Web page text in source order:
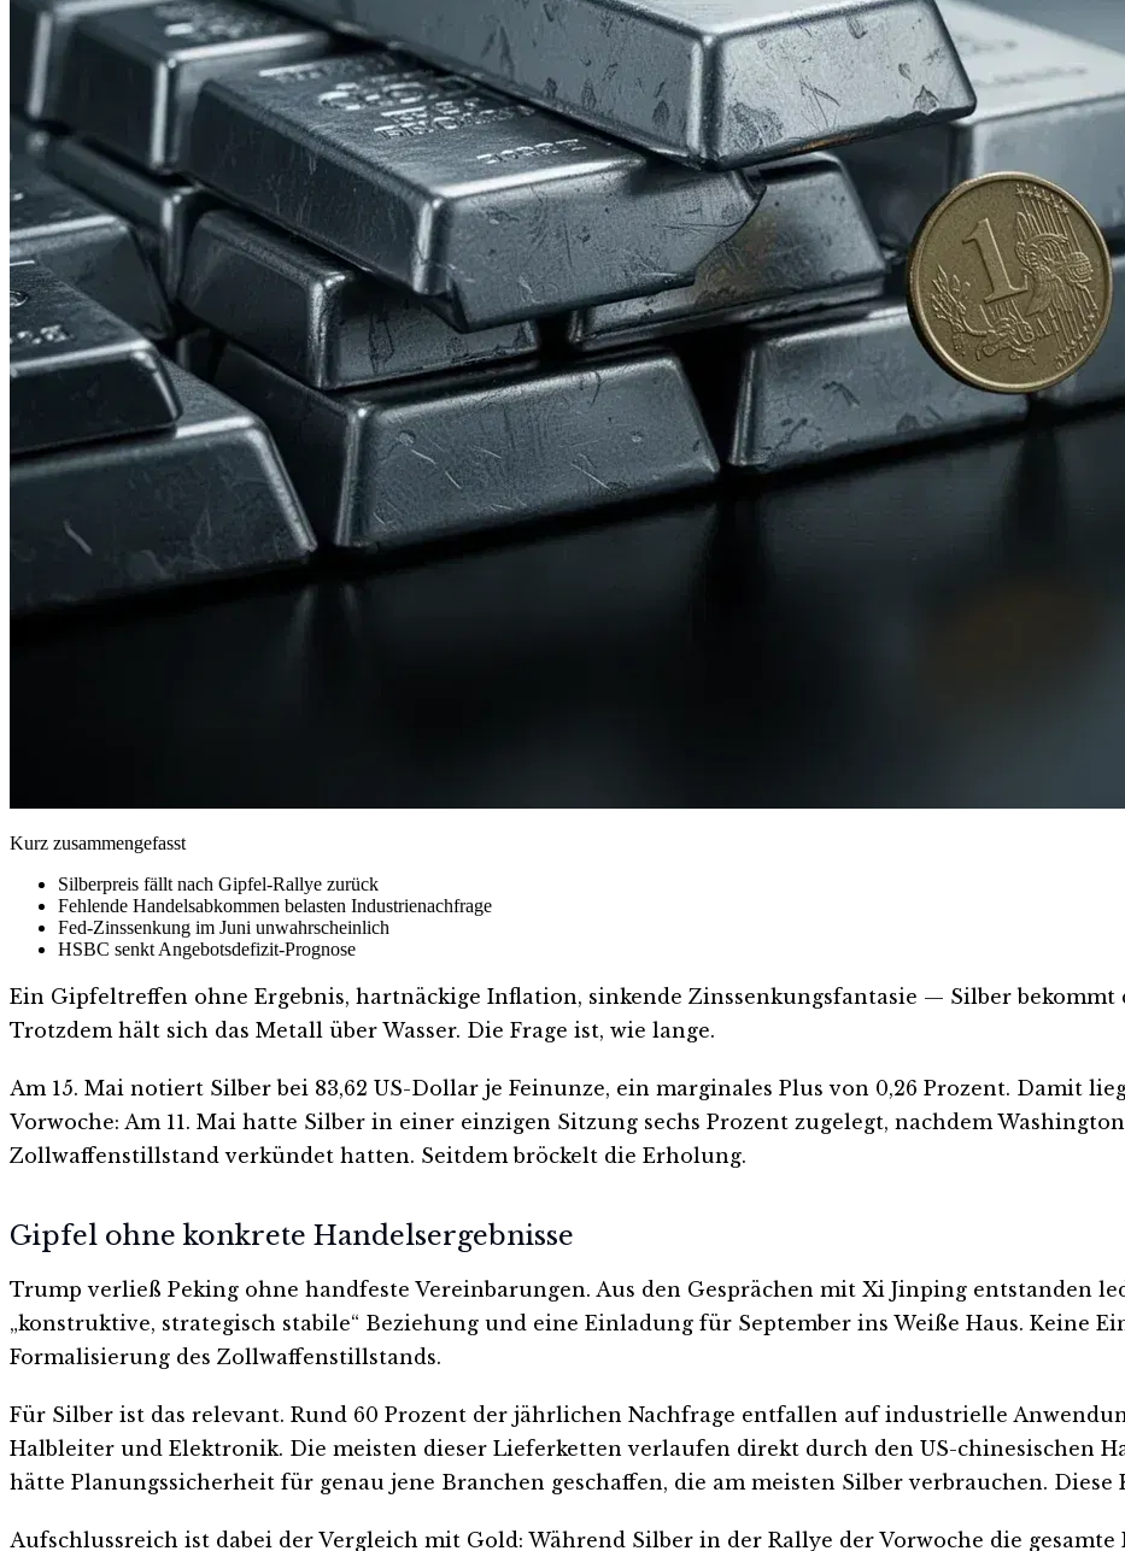
Kurz zusammengefasst
Silberpreis fällt nach Gipfel-Rallye zurück
Fehlende Handelsabkommen belasten Industrienachfrage
Fed-Zinssenkung im Juni unwahrscheinlich
HSBC senkt Angebotsdefizit-Prognose
Ein Gipfeltreffen ohne Ergebnis, hartnäckige Inflation, sinkende Zinssenkungsfantasie — Silber bekommt
Trotzdem hält sich das Metall über Wasser. Die Frage ist, wie lange.
Am 15. Mai notiert Silber bei 83,62 US-Dollar je Feinunze, ein marginales Plus von 0,26 Prozent. Damit
Vorwoche: Am 11. Mai hatte Silber in einer einzigen Sitzung sechs Prozent zugelegt, nachdem
Zollwaffenstillstand verkündet hatten. Seitdem bröckelt die Erholung.
Gipfel ohne konkrete Handelsergebnisse
Trump verließ Peking ohne handfeste Vereinbarungen. Aus den Gesprächen mit Xi Jinping entstanden
„konstruktive, strategisch stabile“ Beziehung und eine Einladung für September ins Weiße Haus. Keine
Formalisierung des Zollwaffenstillstands.
Für Silber ist das relevant. Rund 60 Prozent der jährlichen Nachfrage entfallen auf industrielle
Halbleiter und Elektronik. Die meisten dieser Lieferketten verlaufen direkt durch den US-chinesischen
hätte Planungssicherheit für genau jene Branchen geschaffen, die am meisten Silber verbrauchen.
Aufschlussreich ist dabei der Vergleich mit Gold: Während Silber in der Rallye der Vorwoche die